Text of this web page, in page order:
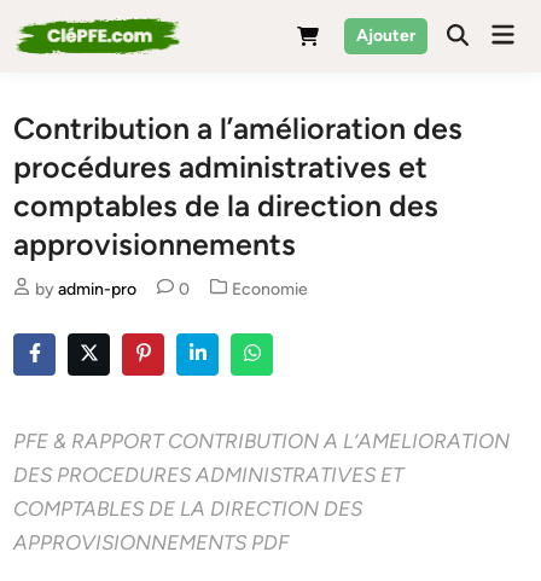
to
Ajouter
Contribution a l’amélioration des
procédures administratives et
comptables de la direction des
approvisionnements
byadmin-pro 0
Posted
Economie
PFE & RAPPORT CONTRIBUTION A L’AMELIORATION
DES PROCEDURES ADMINISTRATIVES ET
COMPTABLES DE LA DIRECTION DES
APPROVISIONNEMENTS PDF